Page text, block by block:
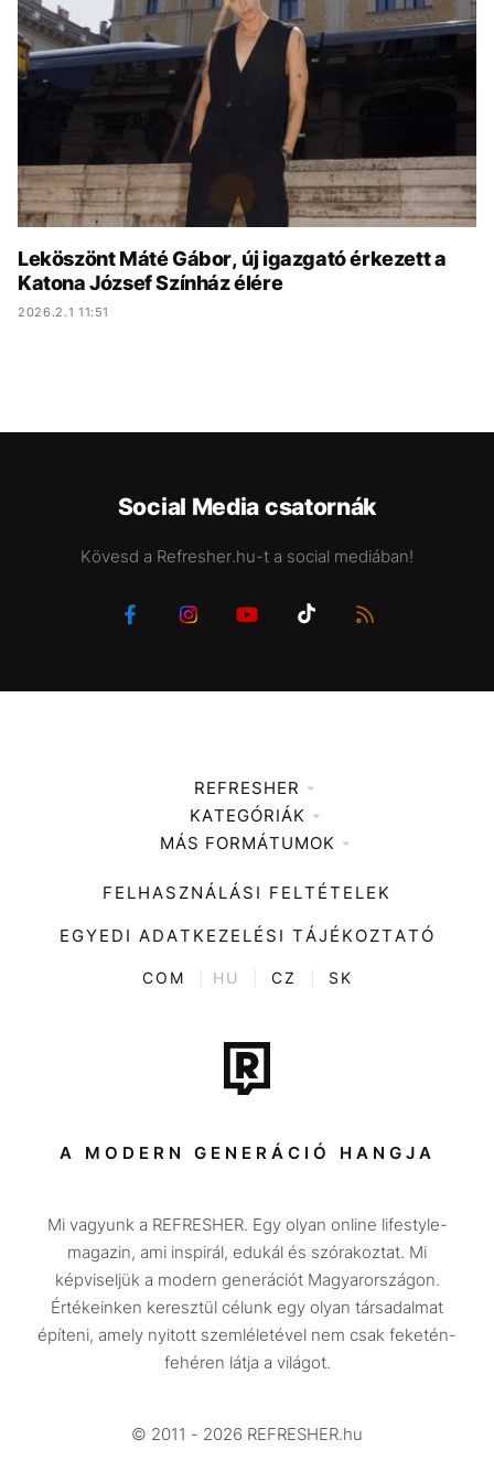
KÖZÉLET UTAZÁS
ÉLETMÓD DESIGN
BESZÉLGETÉSEK ARCOK
TÖRTÉNETEK
GASZTRO
Leköszönt Máté Gábor, új igazgató érkezett a
Katona József Színház élére
2026.2.1 11:51
Social Media csatornák
Kövesd a Refresher.hu-t a social mediában!
REFRESHER
Médiaajánlat
KATEGÓRIÁK
Zene
Divat
Kultúra
ENTR
Tech-Tudomány
Sport
Társadalom
Utazás
Életmód
Design
Beszélgetések
Videó
MÁS FORMÁTUMOK
FELHASZNÁLÁSI FELTÉTELEK
EGYEDI ADATKEZELÉSI TÁJÉKOZTATÓ
COM HU CZ SK
A MODERN GENERÁCIÓ HANGJA
Mi vagyunk a REFRESHER. Egy olyan online lifestyle-
magazin, ami inspirál, edukál és szórakoztat. Mi
képviseljük a modern generációt Magyarországon.
Értékeinken keresztül célunk egy olyan társadalmat
építeni, amely nyitott szemléletével nem csak feketén-
fehéren látja a világot.
© 2011 - 2026 REFRESHER.hu